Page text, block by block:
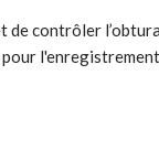
contrôler